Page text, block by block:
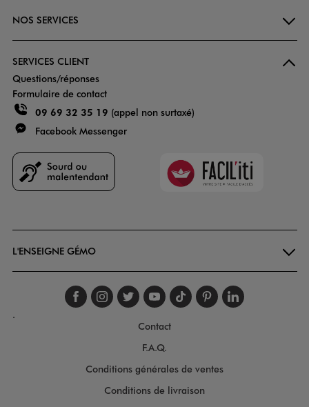
NOS SERVICES
SERVICES CLIENT
Questions/réponses
Formulaire de contact
09 69 32 35 19 (appel non surtaxé)
Facebook Messenger
Faciliti
L'ENSEIGNE GÉMO
Suivez-nous sur
Suivez-nous sur
Suivez-nous sur
Suivez-nous
Suivez-nous
Suivez-
.
Contact
F.A.Q.
Conditions générales de ventes
Conditions de livraison